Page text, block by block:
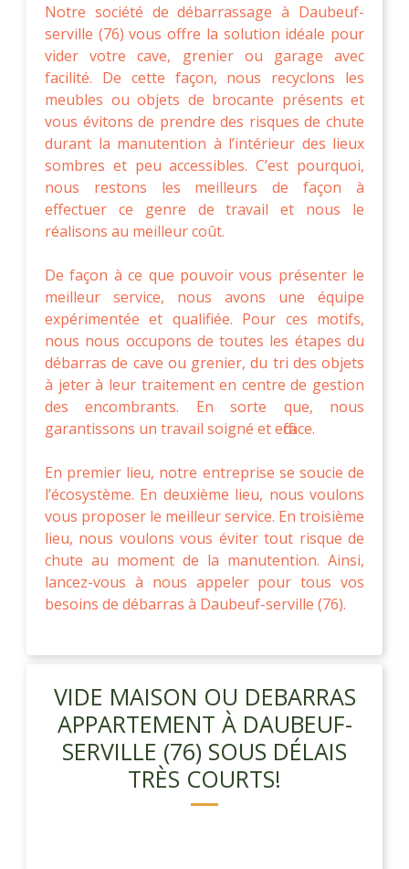
Notre société de débarrassage à Daubeuf-
serville (76) vous offre la solution idéale pour
vider votre cave, grenier ou garage avec
facilité. De cette façon, nous recyclons les
meubles ou objets de brocante présents et
vous évitons de prendre des risques de chute
durant la manutention à l’intérieur des lieux
sombres et peu accessibles. C’est pourquoi,
nous restons les meilleurs de façon à
effectuer ce genre de travail et nous le
réalisons au meilleur coût.
De façon à ce que pouvoir vous présenter le
meilleur service, nous avons une équipe
expérimentée et qualifiée. Pour ces motifs,
nous nous occupons de toutes les étapes du
débarras de cave ou grenier, du tri des objets
à jeter à leur traitement en centre de gestion
des encombrants. En sorte que, nous
garantissons un travail soigné et efficace.
En premier lieu, notre entreprise se soucie de
l’écosystème. En deuxième lieu, nous voulons
vous proposer le meilleur service. En troisième
lieu, nous voulons vous éviter tout risque de
chute au moment de la manutention. Ainsi,
lancez-vous à nous appeler pour tous vos
besoins de débarras à Daubeuf-serville (76).
VIDE MAISON OU DEBARRAS
APPARTEMENT À DAUBEUF-
SERVILLE (76) SOUS DÉLAIS
TRÈS COURTS!